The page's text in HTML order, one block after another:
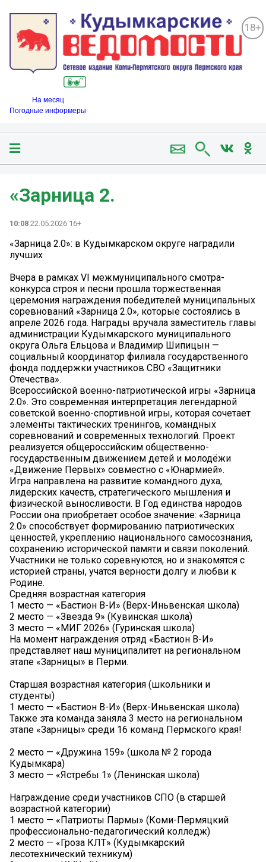
18+
На месяц
Погодные информеры
«Зарница 2.
10:08 22.05.2026 16+
«Зарница 2.0»: в Кудымкарском округе наградили
лучших
Вчера в рамках VI межмуниципального смотра-
конкурса строя и песни прошла торжественная
церемония награждения победителей муниципальных
соревнований «Зарница 2.0», которые состоялись в
апреле 2026 года. Награды вручала заместитель главы
администрации Кудымкарского муниципального
округа Ольга Ельцова и Владимир Шипицын —
социальный координатор филиала государственного
фонда поддержки участников СВО «Защитники
Отечества».
Всероссийской военно-патриотической игры «Зарница
2.0». Это современная интерпретация легендарной
советской военно-спортивной игры, которая сочетает
элементы тактических тренингов, командных
соревнований и современных технологий. Проект
реализуется общероссийским общественно-
государственным движением детей и молодёжи
«Движение Первых» совместно с «Юнармией».
Игра направлена на развитие командного духа,
лидерских качеств, стратегического мышления и
физической выносливости. В Год единства народов
России она приобретает особое значение: «Зарница
2.0» способствует формированию патриотических
ценностей, укреплению национального самосознания,
сохранению исторической памяти и связи поколений.
Участники не только соревнуются, но и знакомятся с
историей страны, учатся верности долгу и любви к
Родине.
Средняя возрастная категория
1 место — «Бастион В-И» (Верх-Иньвенская школа)
2 место — «Звезда 9» (Кувинская школа)
3 место — «МИГ 2026» (Гуринская школа)
На момент награждения отряд «Бастион В-И»
представляет наш муниципалитет на региональном
этапе «Зарницы» в Перми.
Старшая возрастная категория (школьники и
студенты)
1 место — «Бастион В-И» (Верх-Иньвенская школа)
Также эта команда заняла 3 место на региональном
этапе «Зарницы» среди 16 команд Пермского края!
2 место — «Дружина 159» (школа № 2 города
Кудымкара)
3 место — «Ястребы 1» (Ленинская школа)
Награждение среди участников СПО (в старшей
возрастной категории)
1 место — «Патриоты Пармы» (Коми-Пермяцкий
профессионально-педагогический колледж)
2 место — «Гроза КЛТ» (Кудымкарский
лесотехнический техникум)